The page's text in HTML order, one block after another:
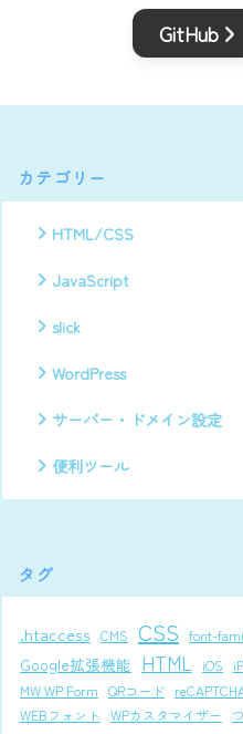
GitHub
カテゴリー
HTML/CSS
JavaScript
slick
WordPress
サーバー・ドメイン設定
便利ツール
タグ
.htaccess CMS CSS font-
Google拡張機能 HTML iOS
MW WP Form QRコード
WEBフォント
WPカスタマイザー